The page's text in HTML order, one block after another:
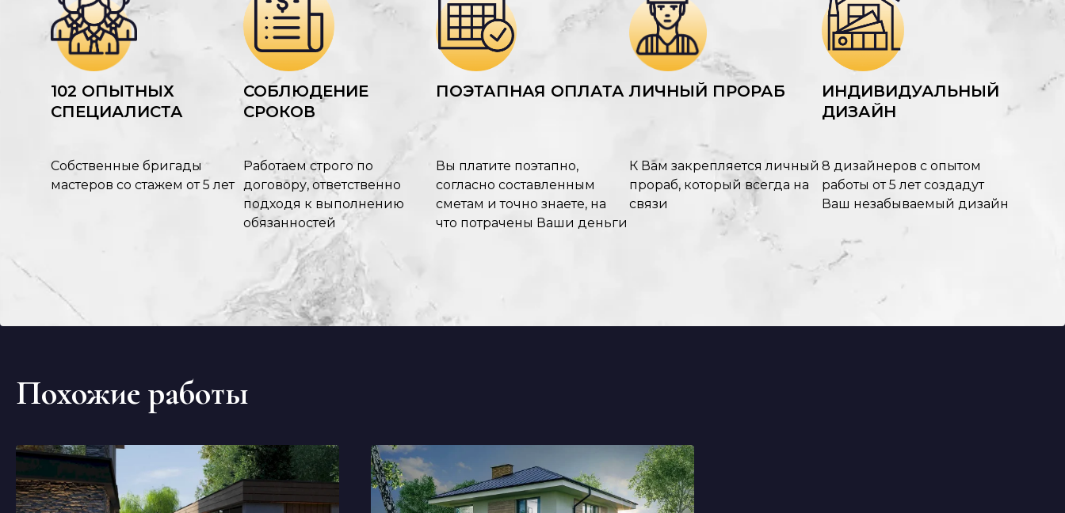
102 ОПЫТНЫХ
СПЕЦИАЛИСТА
Собственные бригады
мастеров со стажем от 5 лет
СОБЛЮДЕНИЕ
СРОКОВ
Работаем строго по
договору, ответственно
подходя к выполнению
обязанностей
ПОЭТАПНАЯ ОПЛАТА
Вы платите поэтапно,
согласно составленным
сметам и точно знаете, на
что потрачены Ваши деньги
ЛИЧНЫЙ ПРОРАБ
К Вам закрепляется личный
прораб, который всегда на
связи
ИНДИВИДУАЛЬНЫЙ
ДИЗАЙН
8 дизайнеров с опытом
работы от 5 лет создадут
Ваш незабываемый дизайн
Похожие работы